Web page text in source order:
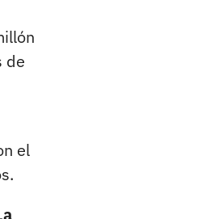
de
el